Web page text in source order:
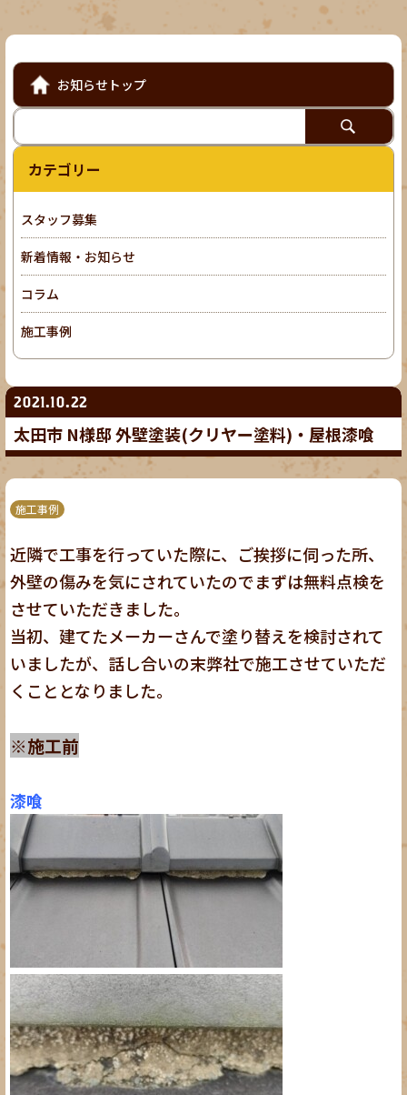
2021.10.22
太田市 N様邸 外壁塗装(クリヤー塗料)・屋根漆喰
施工事例
近隣で工事を行っていた際に、ご挨拶に伺った所、
外壁の傷みを気にされていたのでまずは無料点検を
させていただきました。
当初、建てたメーカーさんで塗り替えを検討されて
いましたが、話し合いの末弊社で施工させていただ
くこととなりました。
※施工前
漆喰
お知らせトップ
カテゴリー
スタッフ募集
新着情報・お知らせ
コラム
施工事例